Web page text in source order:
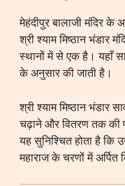
मेहंदीपुर बालाजी मंदिर
श्री श्याम मिष्ठान भंडार
स्थानों में से एक है। यहाँ
के अनुसार की जाती है।
श्री श्याम मिष्ठान भंडार
चढ़ाने और वितरण तक की
यह सुनिश्चित होता है कि
महाराज के चरणों में अर्पित